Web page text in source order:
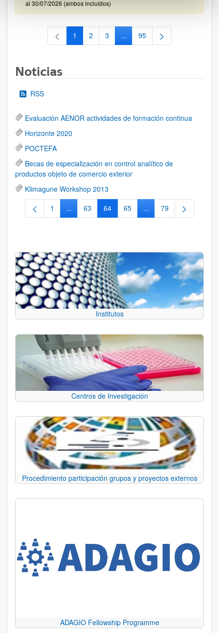
al 30/07/2026 (ambos incluídos)
Página
1 Página
2 Página
3 ...Páginas intermedias Use TAB
Página
95
Noticias
RSS
Evaluación AENOR actividades de formación continua
Horizonte 2020
POCTEFA
Becas de especialización en control analítico de
productos objeto de comercio exterior
Klimagune Workshop 2013
Página
1 ...Páginas intermedias Use TAB para desplazarse.
Página
63 Página
64 Página
65 ...Páginas intermedias
Página
79
Institutos
Centros de Investigación
Procedimiento participación grupos y proyectos externos
ADAGIO Fellowship Programme